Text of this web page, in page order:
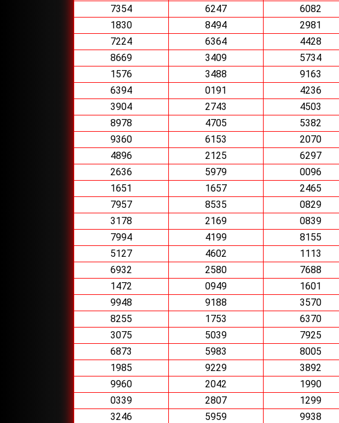
7354
6247 6082
1830
8494 2981
7224
6364 4428
8669
3409 5734
1576
3488 9163
6394
0191 4236
3904
2743 4503
8978
4705 5382
9360
6153 2070
4896
2125 6297
2636
5979 0096
1651
1657 2465
7957
8535 0829
3178
2169 0839
7994
4199 8155
5127
4602 1113
6932
2580 7688
1472
0949 1601
9948
9188 3570
8255
1753 6370
3075
5039 7925
6873
5983 8005
1985
9229 3892
9960
2042 1990
0339
2807 1299
3246
5959 9938